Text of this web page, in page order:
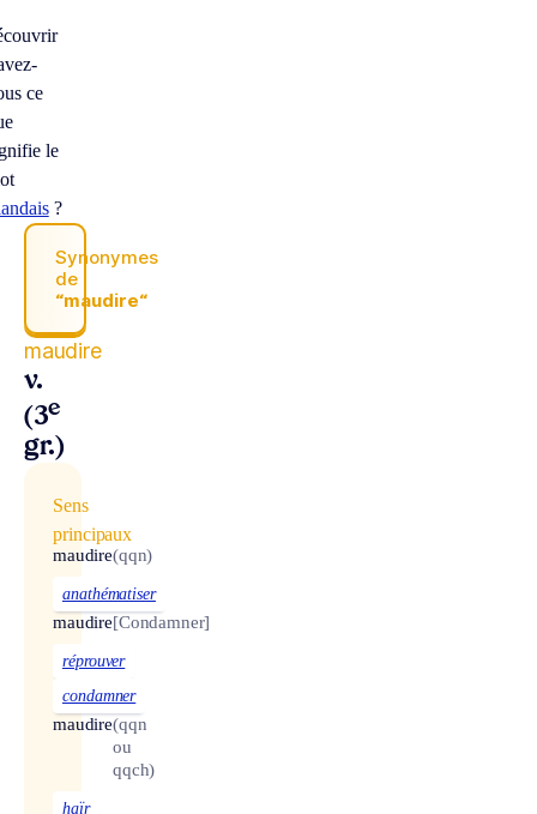
ce
le
?
Synonymes
de
“maudire“
maudire
v.
(3e
gr.)
Sens
principaux
maudire(qqn)
anathématiser
maudire[Condamner]
réprouver
condamner
maudire(qqn
ou
qqch)
haïr